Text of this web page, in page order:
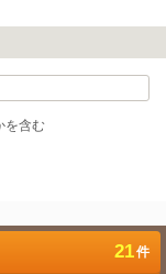
を含む
件
21